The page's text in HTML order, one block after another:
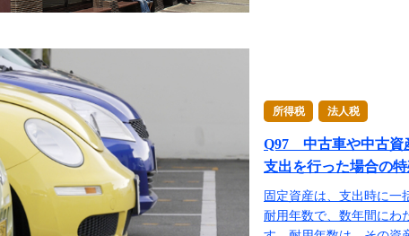
所得税 法人税
Q97 中古車や中古資
支出を行った場合の特
固定資産は、支出時に一
耐用年数で、数年間にわ